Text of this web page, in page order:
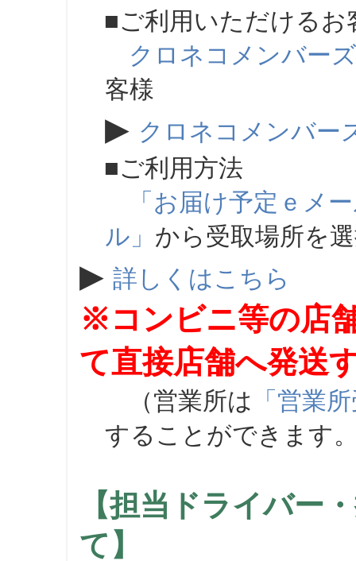
■ご利用いただけるお
クロネコメンバーズ
客様
▶ クロネコメンバー
■ご利用方法
「お届け予定ｅメ
ル」 から受取場所を
▶ 詳しくはこちら
※コンビニ等の店
て直接店舗へ発送
（営業所は 「営業
することができます
【担当ドライバー
て】